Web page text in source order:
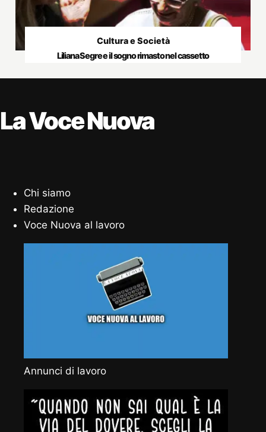
Cultura e Società
Liliana Segre e il sogno rimasto nel cassetto
La Voce Nuova
Chi siamo
Redazione
Voce Nuova al lavoro
Annunci di lavoro